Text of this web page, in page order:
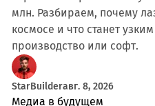
млн. Разбираем, почему
космосе и что станет
производство или софт.
StarBuilderавг. 8, 2026
Медиа в будущем